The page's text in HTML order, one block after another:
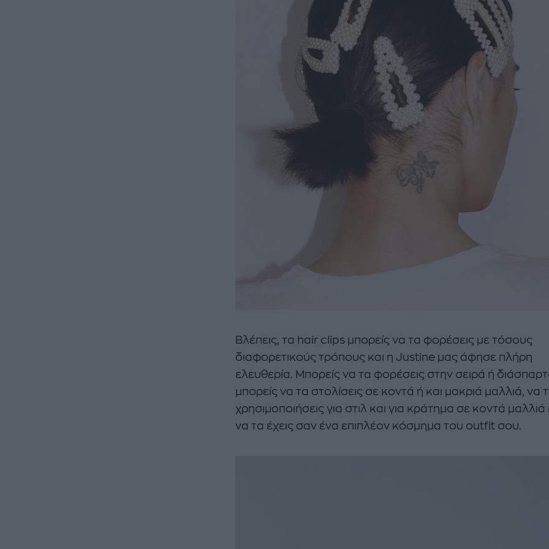
Βλέπεις, τα hair clips μπορείς να τα φορέσεις με τόσους
διαφορετικούς τρόπους και η Justine μας άφησε πλήρη
ελευθερία. Μπορείς να τα φορέσεις στην σειρά ή
μπορείς να τα στολίσεις σε κοντά ή και μακριά μαλλιά, να
χρησιμοποιήσεις για στιλ και για κράτημα σε κοντά
να τα έχεις σαν ένα επιπλέον κόσμημα του outfit σου.